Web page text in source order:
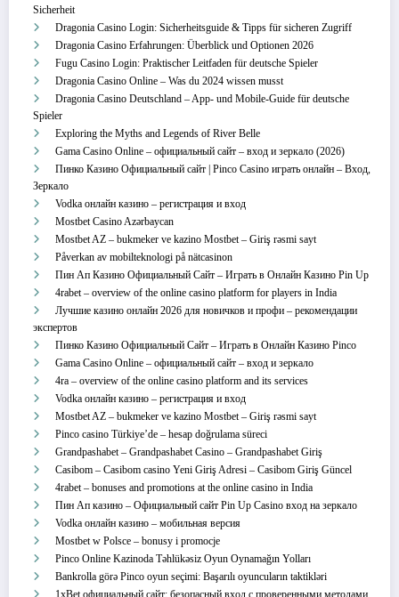
Sicherheit
Dragonia Casino Login: Sicherheitsguide & Tipps für sicheren Zugriff
Dragonia Casino Erfahrungen: Überblick und Optionen 2026
Fugu Casino Login: Praktischer Leitfaden für deutsche Spieler
Dragonia Casino Online – Was du 2024 wissen musst
Dragonia Casino Deutschland – App‑ und Mobile‑Guide für deutsche
Spieler
Exploring the Myths and Legends of River Belle
Gama Casino Online – официальный сайт – вход и зеркало (2026)
Пинко Казино Официальный сайт | Pinco Casino играть онлайн – Вход,
Зеркало
Vodka онлайн казино – регистрация и вход
Mostbet Casino Azərbaycan
Mostbet AZ – bukmeker ve kazino Mostbet – Giriş rəsmi sayt
Påverkan av mobilteknologi på nätcasinon
Пин Ап Казино Официальный Сайт – Играть в Онлайн Казино Pin Up
4rabet – overview of the online casino platform for players in India
Лучшие казино онлайн 2026 для новичков и профи – рекомендации
экспертов
Пинко Казино Официальный Сайт – Играть в Онлайн Казино Pinco
Gama Casino Online – официальный сайт – вход и зеркало
4ra – overview of the online casino platform and its services
Vodka онлайн казино – регистрация и вход
Mostbet AZ – bukmeker ve kazino Mostbet – Giriş rəsmi sayt
Pinco casino Türkiye’de – hesap doğrulama süreci
Grandpashabet – Grandpashabet Casino – Grandpashabet Giriş
Casibom – Casibom casino Yeni Giriş Adresi – Casibom Giriş Güncel
4rabet – bonuses and promotions at the online casino in India
Пин Ап казино – Официальный сайт Pin Up Casino вход на зеркало
Vodka онлайн казино – мобильная версия
Mostbet w Polsce – bonusy i promocje
Pinco Online Kazinoda Təhlükəsiz Oyun Oynamağın Yolları
Bankrolla görə Pinco oyun seçimi: Başarılı oyuncuların taktikləri
1xBet официальный сайт: безопасный вход с проверенными методами